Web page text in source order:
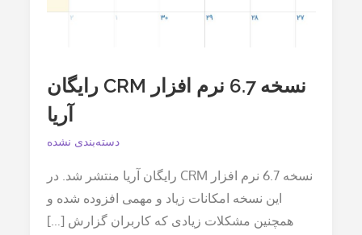
نسخه 6.7 نرم افزار CRM رایگان
آریا
دسته‌بندی نشده
نسخه 6.7 نرم افزار CRM رایگان آریا منتشر شد. در
این نسخه امکانات زیاد و مهمی افزوده شده و
همچنین مشکلات زیادی که کاربران گزارش […]